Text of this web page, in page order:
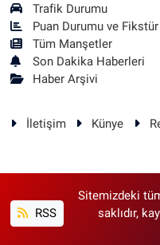
Trafik Durumu
Puan Durumu ve Fikstür
Tüm Manşetler
Son Dakika Haberleri
Haber Arşivi
İletişim Künye
RSS
Sitemizdeki
saklıdır,